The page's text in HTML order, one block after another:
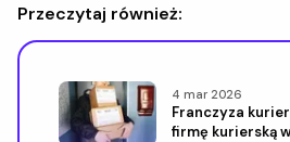
Przeczytaj również:
4 mar 2026
Franczyza
firmę kurierską